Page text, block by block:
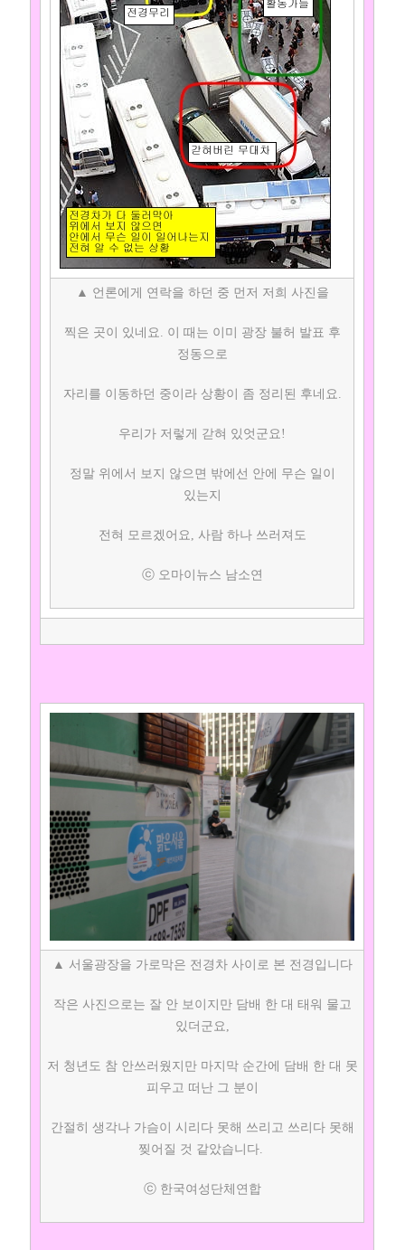
▲ 언론에게 연락을 하던 중 먼저 저희 사진을
찍은 곳이 있네요. 이 때는 이미 광장 불허 발표 후
정동으로
자리를 이동하던 중이라 상황이 좀 정리된 후네요.
우리가 저렇게 갇혀 있엇군요!
정말 위에서 보지 않으면 밖에선 안에 무슨 일이
있는지
전혀 모르겠어요, 사람 하나 쓰러져도
ⓒ 오마이뉴스 남소연
▲ 서울광장을 가로막은 전경차 사이로 본 전경입니다
작은 사진으로는 잘 안 보이지만 담배 한 대 태워 물고
있더군요,
저 청년도 참 안쓰러웠지만 마지막 순간에 담배 한 대 못
피우고 떠난 그 분이
간절히 생각나 가슴이 시리다 못해 쓰리고 쓰리다 못해
찢어질 것 같았습니다.
ⓒ 한국여성단체연합